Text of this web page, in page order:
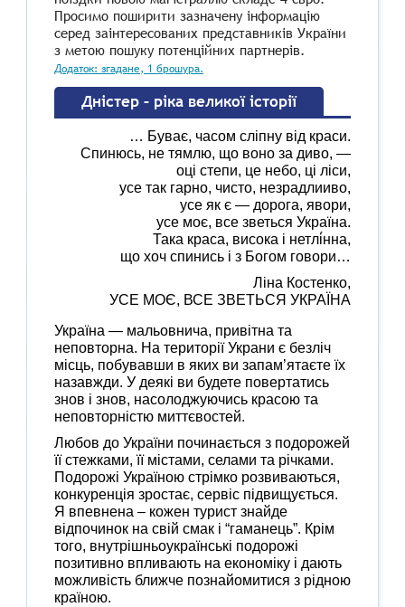
Просимо поширити зазначену інформацію
серед заінтересованих представників України
з метою пошуку потенційних партнерів.
Додаток: згадане, 1 брошура.
Дністер – ріка великої історії
… Буває, часом сліпну від краси.
Спинюсь, не тямлю, що воно за диво, —
оці степи, це небо, ці ліси,
усе так гарно, чисто, незрадлииво,
усе як є — дорога, явори,
усе моє, все зветься Україна.
Така краса, висока і нетлі́нна,
що хоч спинись і з Богом говори…
Ліна Костенко,
УСЕ МОЄ, ВСЕ ЗВЕТЬСЯ УКРАЇНА
Україна — мальовнича, привітна та
неповторна. На території Украни є безліч
місць, побувавши в яких ви запам’ятаєте їх
назавжди. У деякі ви будете повертатись
знов і знов, насолоджуючись красою та
неповторністю миттєвостей.
Любов до України починається з подорожей
її стежками, її містами, селами та річками.
Подорожі Україною стрімко розвиваються,
конкуренція зростає, сервіс підвищується.
Я впевнена – кожен турист знайде
відпочинок на свій смак і “гаманець”. Крім
того, внутрішньоукраїнські подорожі
позитивно впливають на економіку і дають
можливість ближче познайомитися з рідною
країною.